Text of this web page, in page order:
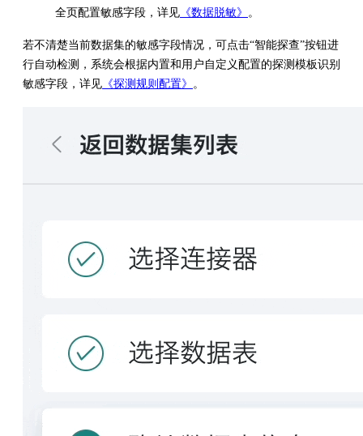
全页配置敏感字段，详见 《数据脱敏》 。
若不清楚当前数据集的敏感字段情况，可点击“智能探查”按钮进
行自动检测，系统会根据内置和用户自定义配置的探测模板识别
敏感字段，详见 《探测规则配置》 。